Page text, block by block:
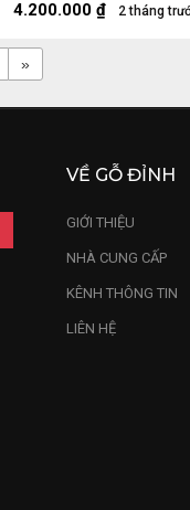
2 tháng
4.200.000 ₫
»
VỀ GỖ ĐỈNH
GIỚI THIỆU
NHÀ CUNG CẤP
KÊNH THÔNG TIN
LIÊN HỆ